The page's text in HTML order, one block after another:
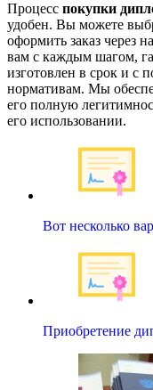
Процесс покупки
удобен. Вы можете
оформить заказ через
вам с каждым шагом,
изготовлен в срок и с
нормативам. Мы
его полную
его использовании.
Вот несколько
Приобретение